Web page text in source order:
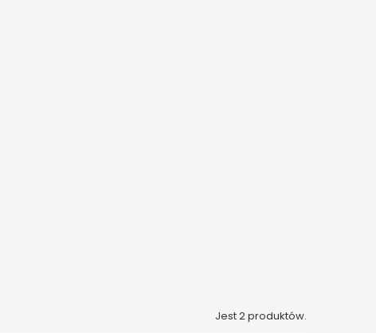
Jest 2 produktów.